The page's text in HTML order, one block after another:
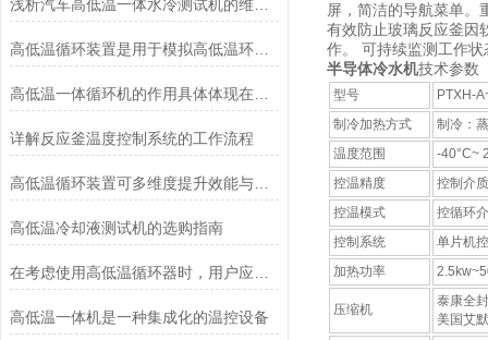
高低温循环装置是用于模拟高低温环境的设备
高低温一体循环机的作用具体体现在哪些方面？
详解反应釜温度控制系统的工作流程
高低温循环装置可多维度提升效能与安全
高低温冷却液测试机的选购指南
高低温一体机是一种集成化的温控设备
屏，简洁的导航菜单。
有效防止玻璃反应釜因
作。 可持续监测工作
半导体冷水机技术参数
型号
PTXH-
制冷加热方式
制冷：
温度范围
-40°C~
控温精度
控制介
控温模式
控循环
控制系统
单片机
加热功率
压缩机
泰康全
美国艾